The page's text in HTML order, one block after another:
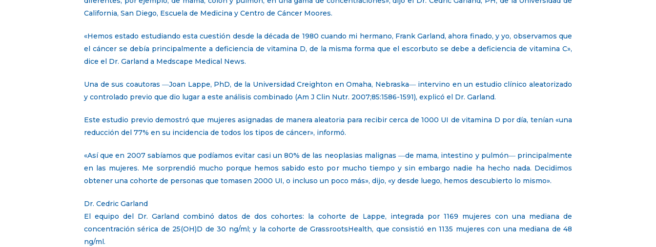
California, San Diego, Escuela de Medicina y Centro de Cáncer Moores.
«Hemos estado estudiando esta cuestión desde la década de 1980 cuando mi hermano, Frank Garland, ahora finado, y yo, observamos que
el cáncer se debía principalmente a deficiencia de vitamina D, de la misma forma que el escorbuto se debe a deficiencia de vitamina C»,
dice el Dr. Garland a Medscape Medical News.
Una de sus coautoras ―Joan Lappe, PhD, de la Universidad Creighton en Omaha, Nebraska― intervino en un estudio clínico aleatorizado
y controlado previo que dio lugar a este análisis combinado (Am J Clin Nutr. 2007;85:1586-1591), explicó el Dr. Garland.
Este estudio previo demostró que mujeres asignadas de manera aleatoria para recibir cerca de 1000 UI de vitamina D por día, tenían «una
reducción del 77% en su incidencia de todos los tipos de cáncer», informó.
«Así que en 2007 sabíamos que podíamos evitar casi un 80% de las neoplasias malignas ―de mama, intestino y pulmón― principalmente
en las mujeres. Me sorprendió mucho porque hemos sabido esto por mucho tiempo y sin embargo nadie ha hecho nada. Decidimos
obtener una cohorte de personas que tomasen 2000 UI, o incluso un poco más», dijo, «y desde luego, hemos descubierto lo mismo».
Dr. Cedric Garland
El equipo del Dr. Garland combinó datos de dos cohortes: la cohorte de Lappe, integrada por 1169 mujeres con una mediana de
concentración sérica de 25(OH)D de 30 ng/ml; y la cohorte de GrassrootsHealth, que consistió en 1135 mujeres con una mediana de 48
ng/ml.